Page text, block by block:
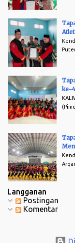
ke-
Langganan
Postingan
Komentar